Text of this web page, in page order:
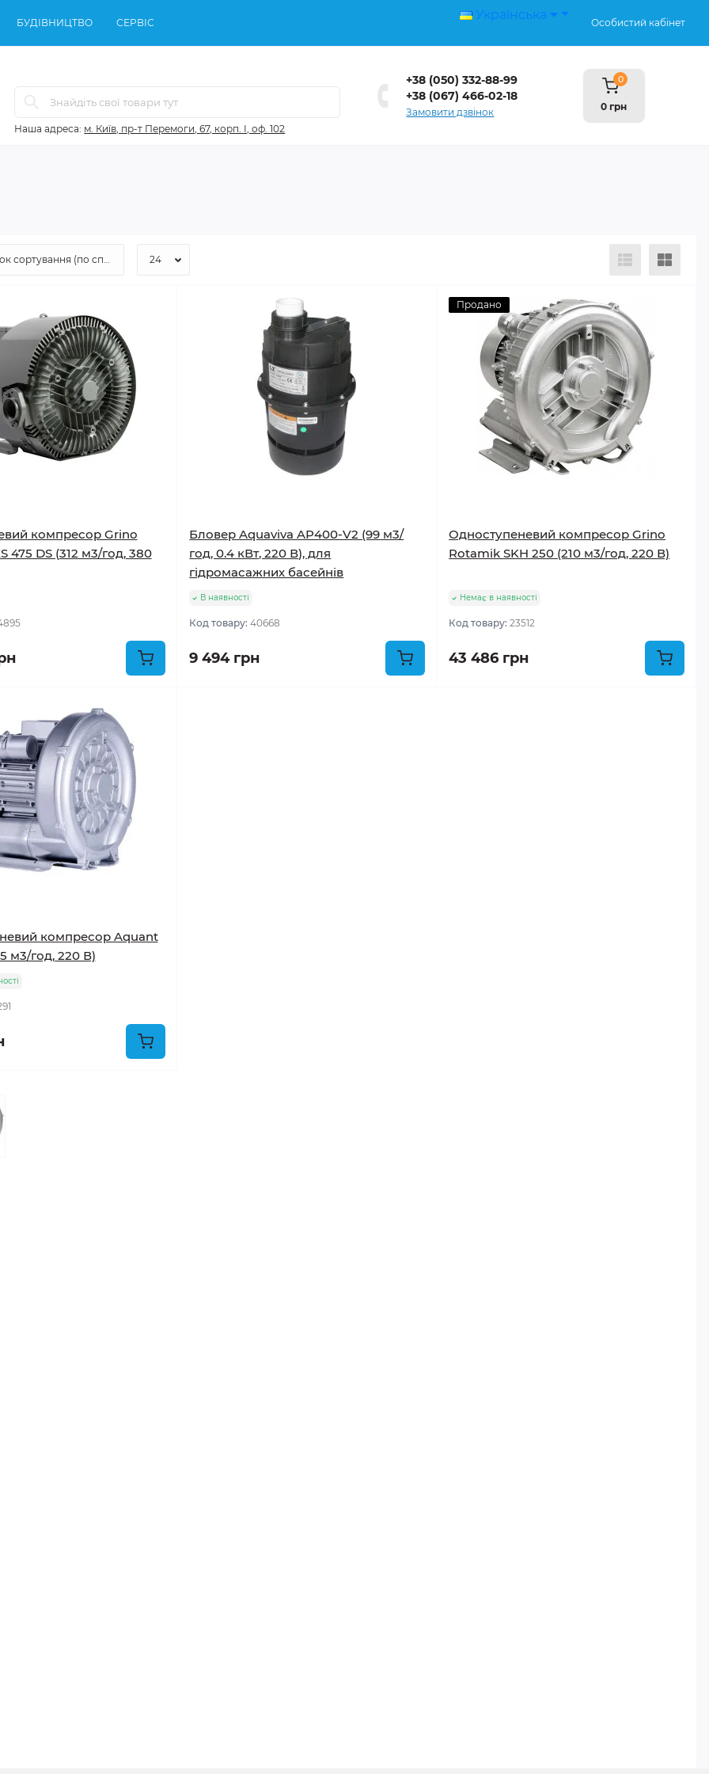
БУДІВНИЦТВО СЕРВІС
Українська
Особистий кабінет
Наша адреса: м. Київ, пр-т Перемоги, 67, корп. І, оф. 102
+38 (050) 332-88-99
+38 (067) 466-02-18
Замовити дзвінок
0
0 грн
компресор Grino
475 DS (312 м3/год, 380
Бловер Aquaviva AP400-V2 (99 м3/
год, 0.4 кВт, 220 В), для
гідромасажних басейнів
В наявності
Код товару:40668
9 494 грн
Продано
Одноступеневий компресор Grino
Rotamik SKH 250 (210 м3/год, 220 В)
Немає в наявності
Код товару:23512
43 486 грн
компресор Aquant
м3/год, 220 В)